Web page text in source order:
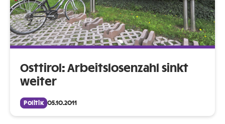
Osttirol: Arbeitslosenzahl sinkt
weiter
Politik 05.10.2011